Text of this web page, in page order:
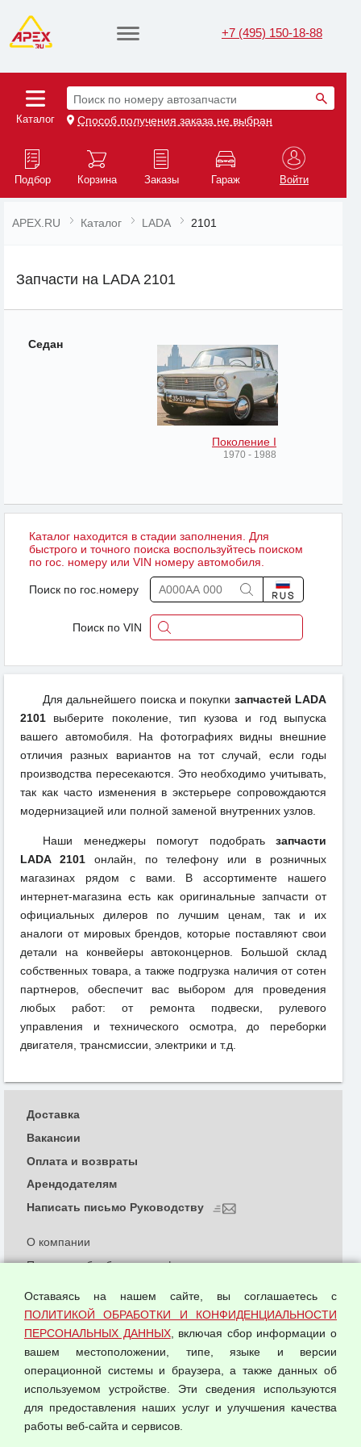
+7 (495) 150-18-88
Каталог
Поиск по номеру автозапчасти
Способ получения заказа не выбран
Подбор Корзина Заказы Гараж Войти
APEX.RU Каталог LADA 2101
Запчасти на LADA 2101
Седан
Поколение I
1970 - 1988
Каталог находится в стадии заполнения. Для
быстрого и точного поиска воспользуйтесь поиском
по гос. номеру или VIN номеру автомобиля.
Поиск по гос.номеру
Поиск по VIN
Для дальнейшего поиска и покупки запчастей LADA
2101 выберите поколение, тип кузова и год выпуска
вашего автомобиля. На фотографиях видны внешние
отличия разных вариантов на тот случай, если годы
производства пересекаются. Это необходимо учитывать,
так как часто изменения в экстерьере сопровождаются
модернизацией или полной заменой внутренних узлов.
Наши менеджеры помогут подобрать запчасти
LADA 2101онлайн, по телефону или в розничных
магазинах рядом с вами. В ассортименте нашего
интернет-магазина есть как оригинальные запчасти от
официальных дилеров по лучшим ценам, так и их
аналоги от мировых брендов, которые поставляют свои
детали на конвейеры автоконцернов. Большой склад
собственных товара, а также подгрузка наличия от сотен
партнеров, обеспечит вас выбором для проведения
любых работ: от ремонта подвески, рулевого
управления и технического осмотра, до переборки
двигателя, трансмиссии, электрики и т.д.
© 2026 ООО "Феникс"
О компании
Политика обработки и конфиденциальности
Согласием на обработку персональных данных
Оферта оптовой купли-продажи
Публичная оферта
Доставка
Вакансии
Оплата и возвраты
Арендодателям
Написать письмо Руководству
Оставаясь на нашем сайте, вы соглашаетесь с
ПОЛИТИКОЙ ОБРАБОТКИ И КОНФИДЕНЦИАЛЬНОСТИ
ПЕРСОНАЛЬНЫХ ДАННЫХ, включая сбор информации о
вашем местоположении, типе, языке и версии
операционной системы и браузера, а также данных об
используемом устройстве. Эти сведения используются
для предоставления наших услуг и улучшения качества
работы веб-сайта и сервисов.